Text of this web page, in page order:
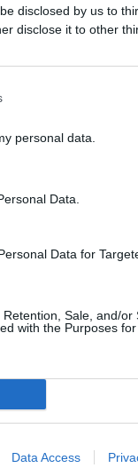
disclosed by us to
disclose it to other
personal data.
Data.
Data for
Sale, and/or
with the Purposes
Data Access
MEGA
19/03/2025 - 08:59